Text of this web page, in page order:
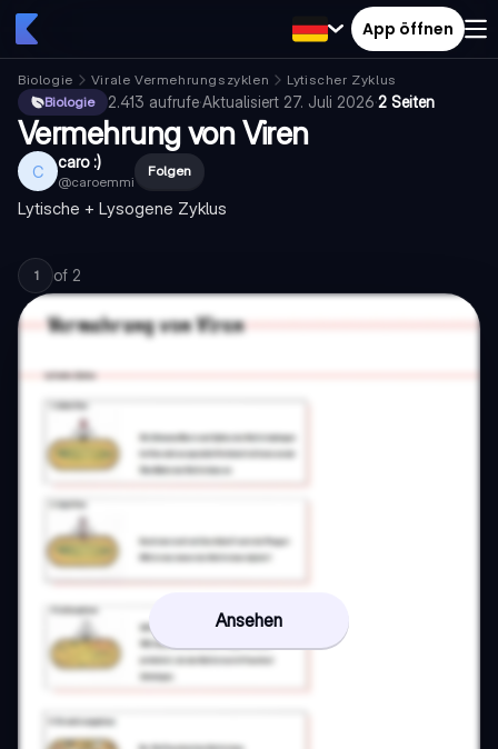
App öffnen
Biologie Virale Vermehrungszyklen
Lytischer Zyklus
Biologie
2.413 aufrufe·Aktualisiert 27. Juli 2026·2 Seiten
Vermehrung von Viren
C caro :)
@caroemmi
Folgen
Lytische + Lysogene Zyklus
1 of 2
Ansehen